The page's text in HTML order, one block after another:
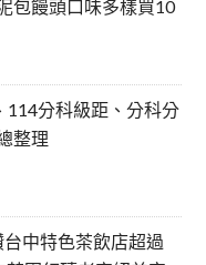
包饅頭口味多樣買10
114分科級距、分科分
整理
中特色茶飲店超過